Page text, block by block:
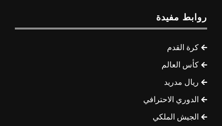
روابط مفيدة
كرة القدم
كأس العالم
ريال مدريد
الدوري الاحترافي
الجيش الملكي